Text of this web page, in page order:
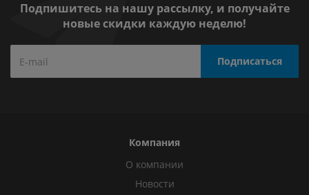
Подпишитесь на нашу рассылку, и получайте
новые скидки каждую неделю!
Компания
О компании
Новости